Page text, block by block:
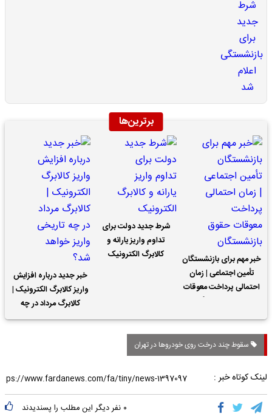
برترین‌ها
خبر مهم برای بازنشستگان
تأمین اجتماعی | زمان
احتمالی پرداخت معوقات
شرط جدید دولت برای
تداوم واریز یارانه و
کالابرگ الکترونیک
خبر جدید درباره افزایش
واریز کالابرگ الکترونیک |
کالابرگ مرداد در چه
تاریخی واریز خواهد شد؟
سقوط چند درخت روی خودروها در تهران
لینک کوتاه خبر :
۰ نفر دیگر این مطلب را پسندیدند